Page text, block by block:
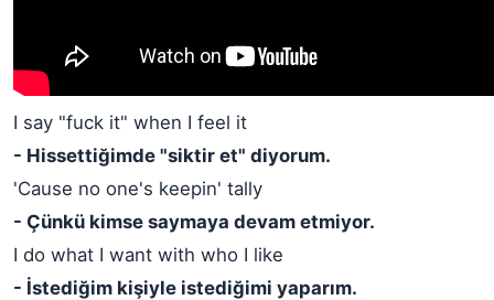
I say "fuck it" when I feel it
- Hissettiğimde "siktir et" diyorum.
'Cause no one's keepin' tally
- Çünkü kimse saymaya devam etmiyor.
I do what I want with who I like
- İstediğim kişiyle istediğimi yaparım.